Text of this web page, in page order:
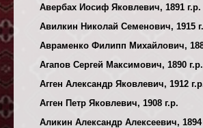
Авербах Иосиф Яковлевич, 1891 г.р.
Авилкин Николай Семенович, 1915
Авраменко Филипп Михайлович,
Агапов Сергей Максимович, 1890 г.р.
Агген Александр Яковлевич, 1912
Агген Петр Яковлевич, 1908 г.р.
Аликин Александр Алексеевич, 1894